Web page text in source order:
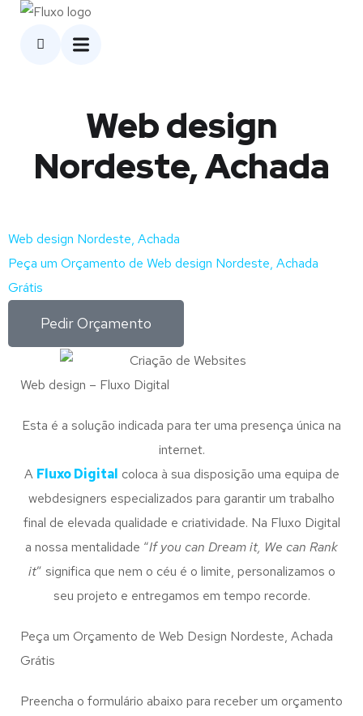
Web design
Nordeste, Achada
Web design Nordeste, Achada
Peça um Orçamento de Web design Nordeste, Achada
Grátis
Pedir Orçamento
Web design – Fluxo Digital
Esta é a solução indicada para ter uma presença única na
internet.
A Fluxo Digital coloca à sua disposição uma equipa de
webdesigners especializados para garantir um trabalho
final de elevada qualidade e criatividade. Na Fluxo Digital
a nossa mentalidade “If you can Dream it, We can Rank
it” significa que nem o céu é o limite, personalizamos o
seu projeto e entregamos em tempo recorde.
Peça um Orçamento de Web Design Nordeste, Achada
Grátis
Preencha o formulário abaixo para receber um orçamento